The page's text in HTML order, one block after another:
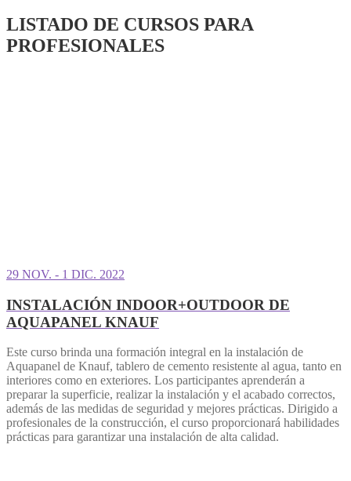
LISTADO DE CURSOS PARA
PROFESIONALES
29 NOV. - 1 DIC. 2022
INSTALACIÓN INDOOR+OUTDOOR DE
AQUAPANEL KNAUF
Este curso brinda una formación integral en la instalación de
Aquapanel de Knauf, tablero de cemento resistente al agua, tanto en
interiores como en exteriores. Los participantes aprenderán a
preparar la superficie, realizar la instalación y el acabado correctos,
además de las medidas de seguridad y mejores prácticas. Dirigido a
profesionales de la construcción, el curso proporcionará habilidades
prácticas para garantizar una instalación de alta calidad.